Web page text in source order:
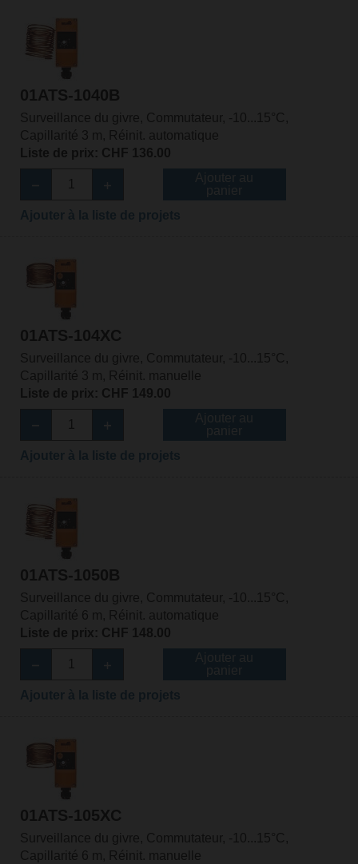
01ATS-1040B
Surveillance du givre, Commutateur, -10...15°C,
Capillarité 3 m, Réinit. automatique
Liste de prix: CHF 136.00
01ATS-104XC
Surveillance du givre, Commutateur, -10...15°C,
Capillarité 3 m, Réinit. manuelle
Liste de prix: CHF 149.00
01ATS-1050B
Surveillance du givre, Commutateur, -10...15°C,
Capillarité 6 m, Réinit. automatique
Liste de prix: CHF 148.00
01ATS-105XC
Surveillance du givre, Commutateur, -10...15°C,
Capillarité 6 m, Réinit. manuelle